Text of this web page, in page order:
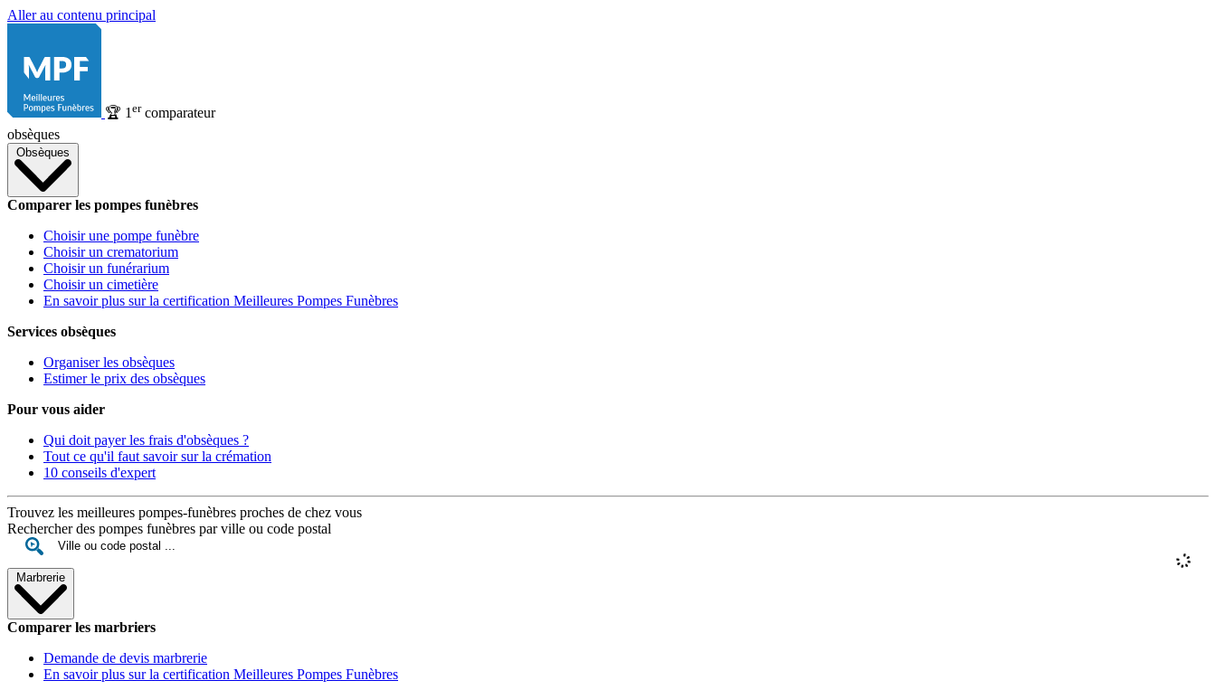
Aller au contenu principal
🏆 1 ercomparateur
obsèques
Obsèques
Comparer les pompes funèbres
Choisir une pompe funèbre
Choisir un crematorium
Choisir un funérarium
Choisir un cimetière
En savoir plus sur la certification Meilleures Pompes Funèbres
Services obsèques
Organiser les obsèques
Estimer le prix des obsèques
Pour vous aider
Qui doit payer les frais d'obsèques ?
Tout ce qu'il faut savoir sur la crémation
10 conseils d'expert
Trouvez les meilleures pompes-funèbres proches de chez vous
Rechercher des pompes funèbres par ville ou code postal
Marbrerie
Comparer les marbriers
Demande de devis marbrerie
En savoir plus sur la certification Meilleures Pompes Funèbres